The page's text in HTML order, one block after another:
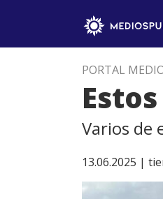
PORTAL
Varios de
13.06.2025 |